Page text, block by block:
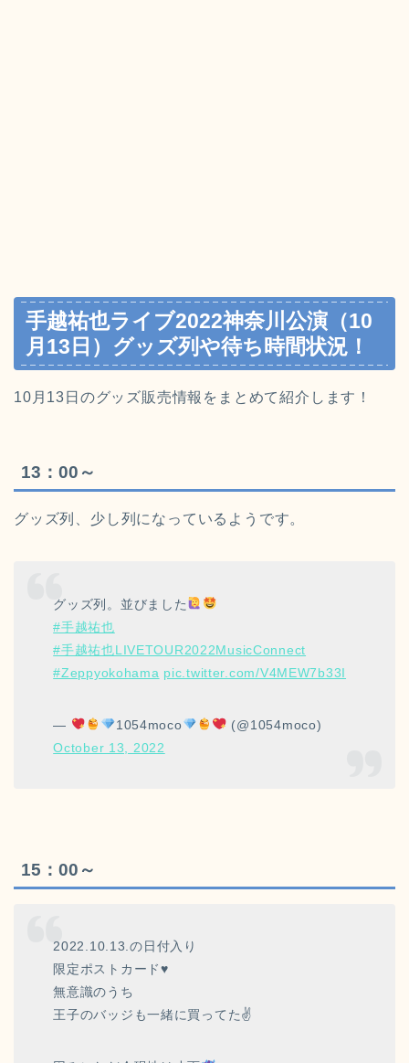
手越祐也ライブ2022神奈川公演（10
月13日）グッズ列や待ち時間状況！
10月13日のグッズ販売情報をまとめて紹介します！
13：00～
グッズ列、少し列になっているようです。
グッズ列。並びました
#手越祐也
#手越祐也LIVETOUR2022MusicConnect
#Zeppyokohama pic.twitter.com/V4MEW7b33I
— 1054moco
(@1054moco)
October 13, 2022
15：00～
2022.10.13.の日付入り
限定ポストカード♥️
無意識のうち
王子のバッジも一緒に買ってた✌️